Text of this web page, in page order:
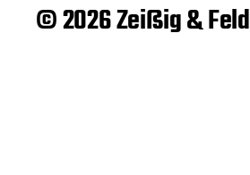
© 2026 Zeißig & Feld